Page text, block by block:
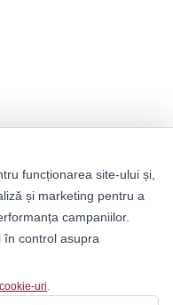
funcționarea site-ului și,
și marketing pentru a
campaniilor.
control asupra
uri.